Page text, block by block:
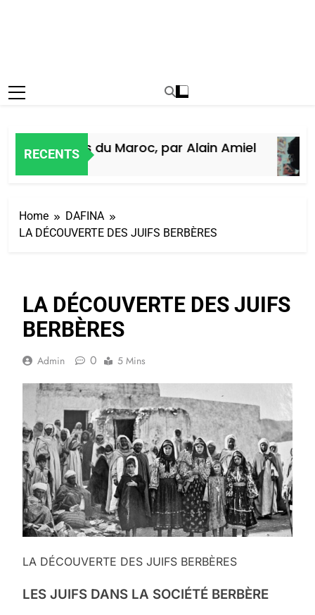
RECENTS
des Juifs du Maroc, par Alain Amiel
Home
DAFINA
LA DÉCOUVERTE DES JUIFS BERBÈRES
LA DÉCOUVERTE DES JUIFS
BERBÈRES
Admin 0 5 Mins
LA DÉCOUVERTE DES JUIFS BERBÈRES
LES JUIFS DANS LA SOCIÉTÉ BERBÈRE